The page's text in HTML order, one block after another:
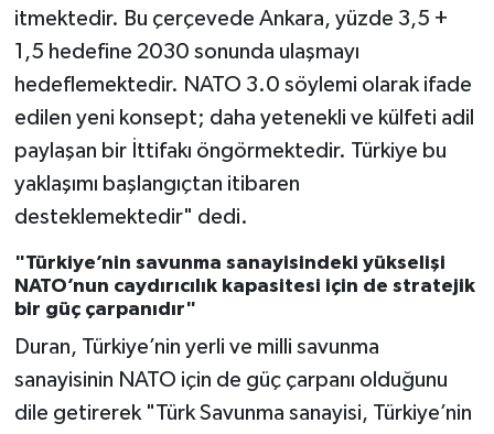
itmektedir. Bu çerçevede Ankara, yüzde 3,5 +
1,5 hedefine 2030 sonunda ulaşmayı
hedeflemektedir. NATO 3.0 söylemi olarak ifade
edilen yeni konsept; daha yetenekli ve külfeti adil
paylaşan bir İttifakı öngörmektedir. Türkiye bu
yaklaşımı başlangıçtan itibaren
desteklemektedir" dedi.
"Türkiye’nin savunma sanayisindeki yükselişi
NATO’nun caydırıcılık kapasitesi için de stratejik
bir güç çarpanıdır"
Duran, Türkiye’nin yerli ve milli savunma
sanayisinin NATO için de güç çarpanı olduğunu
dile getirerek "Türk Savunma sanayisi, Türkiye’nin